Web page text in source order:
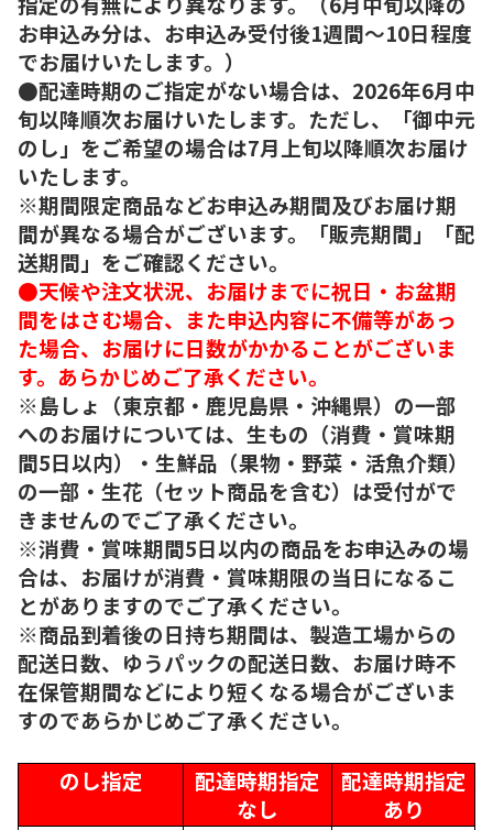
お申込み分は、お申込み受付後1週間～10日程度
でお届けいたします。）
●配達時期のご指定がない場合は、2026年6月中
旬以降順次お届けいたします。ただし、「御中元
のし」をご希望の場合は7月上旬以降順次お届け
いたします。
※期間限定商品などお申込み期間及びお届け期
間が異なる場合がございます。「販売期間」「配
送期間」をご確認ください。
●天候や注文状況、お届けまでに祝日・お盆期
間をはさむ場合、また申込内容に不備等があっ
た場合、お届けに日数がかかることがございま
す。あらかじめご了承ください。
※島しょ（東京都・鹿児島県・沖縄県）の一部
へのお届けについては、生もの（消費・賞味期
間5日以内）・生鮮品（果物・野菜・活魚介類）
の一部・生花（セット商品を含む）は受付がで
きませんのでご了承ください。
※消費・賞味期間5日以内の商品をお申込みの場
合は、お届けが消費・賞味期限の当日になるこ
とがありますのでご了承ください。
※商品到着後の日持ち期間は、製造工場からの
配送日数、ゆうパックの配送日数、お届け時不
在保管期間などにより短くなる場合がございま
すのであらかじめご了承ください。
のし指定
配達時期指定
なし
配達時期指定
あり